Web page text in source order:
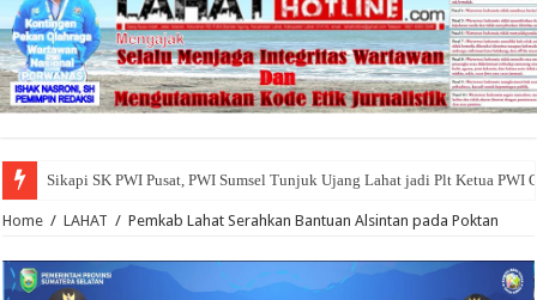
Sikapi SK PWI Pusat, PWI Sumsel Tunjuk Ujang Lahat jadi Plt Ketua PWI
Home / LAHAT / Pemkab Lahat Serahkan Bantuan Alsintan pada Poktan